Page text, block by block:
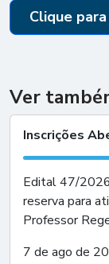
Clique
Ver
Inscrições
Edital 47/
reserva para
Professor
7 de ago de